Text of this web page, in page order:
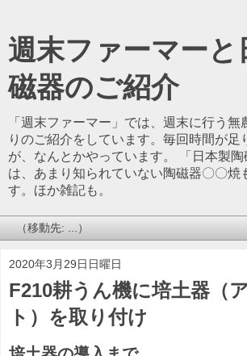
週末ファーマーと
磁器のご紹介
「週末ファーマー」では、週末に行う
りのご紹介をしています。毎回時間が足
が、なんとかやっています。 「日本製
は、あまり知られていない陶磁器〇〇焼
す。ほか雑記も。
2020年3月29日日曜日
F210耕うん機に培土器（
ト）を取り付け